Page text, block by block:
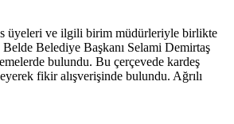
üyeleri ve ilgili birim müdürleriyle birlikte
Belediye Başkanı Selami Demirtaş
bulundu. Bu çerçevede kardeş
fikir alışverişinde bulundu. Ağrılı